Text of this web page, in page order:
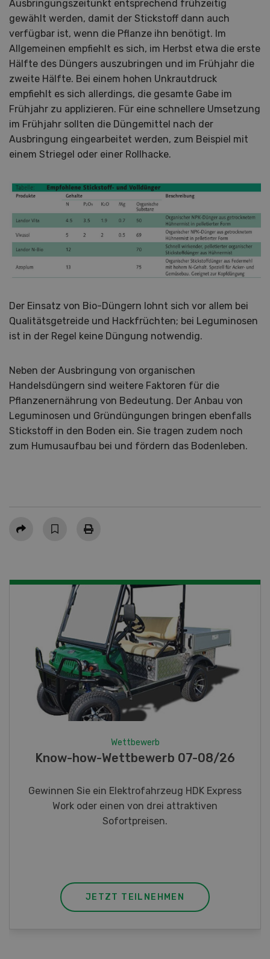
Ausbringungszeitunkt entsprechend frühzeitig
gewählt werden, damit der Stickstoff dann auch
verfügbar ist, wenn die Pflanze ihn benötigt. Im
Allgemeinen empfiehlt es sich, im Herbst etwa die erste
Hälfte des Düngers auszubringen und im Frühjahr die
zweite Hälfte. Bei einem hohen Unkrautdruck
empfiehlt es sich allerdings, die gesamte Gabe im
Frühjahr zu applizieren. Für eine schnellere Umsetzung
im Frühjahr sollten die Düngemittel nach der
Ausbringung eingearbeitet werden, zum Beispiel mit
einem Striegel oder einer Rollhacke.
Der Einsatz von Bio-Düngern lohnt sich vor allem bei
Qualitätsgetreide und Hackfrüchten; bei Leguminosen
ist in der Regel keine Düngung notwendig.
Neben der Ausbringung von organischen
Handelsdüngern sind weitere Faktoren für die
Pflanzenernährung von Bedeutung. Der Anbau von
Leguminosen und Gründüngungen bringen ebenfalls
Stickstoff in den Boden ein. Sie tragen zudem noch
zum Humusaufbau bei und fördern das Bodenleben.
Teilen
Fotorätsel 07-08/26
Gewinnen Sie eines von fünf LANDI
Taschenmessern
JETZT TEILNEHMEN